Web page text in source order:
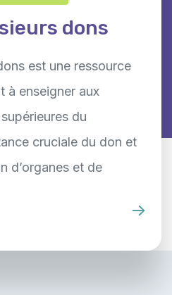
dons
est une ressource
à enseigner aux
du
cruciale du don et
d’organes et de